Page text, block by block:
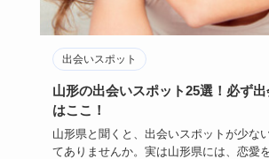
出会いスポット
山形の出会いスポット25選！必ず
はここ！
山形県と聞くと、出会いスポットが少な
てありませんか。実は山形県には、恋愛